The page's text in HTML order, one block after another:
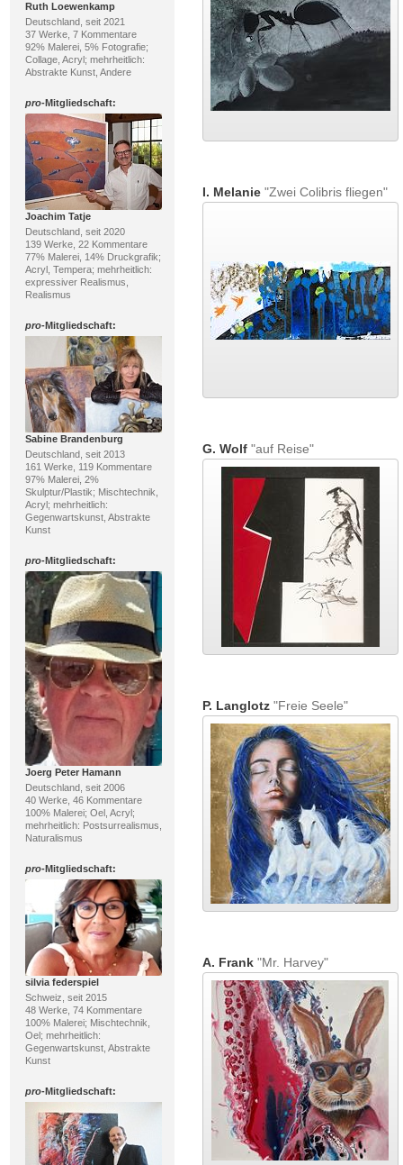
Ruth Loewenkamp
Deutschland, seit 2021
37 Werke, 7 Kommentare
92% Malerei, 5% Fotografie;
Collage, Acryl; mehrheitlich:
Abstrakte Kunst, Andere
pro-Mitgliedschaft:
Joachim Tatje
Deutschland, seit 2020
139 Werke, 22 Kommentare
77% Malerei, 14% Druckgrafik;
Acryl, Tempera; mehrheitlich:
expressiver Realismus,
Realismus
pro-Mitgliedschaft:
Sabine Brandenburg
Deutschland, seit 2013
161 Werke, 119 Kommentare
97% Malerei, 2%
Skulptur/Plastik; Mischtechnik,
Acryl; mehrheitlich:
Gegenwartskunst, Abstrakte
Kunst
pro-Mitgliedschaft:
Joerg Peter Hamann
Deutschland, seit 2006
40 Werke, 46 Kommentare
100% Malerei; Oel, Acryl;
mehrheitlich: Postsurrealismus,
Naturalismus
pro-Mitgliedschaft:
silvia federspiel
Schweiz, seit 2015
48 Werke, 74 Kommentare
100% Malerei; Mischtechnik,
Oel; mehrheitlich:
Gegenwartskunst, Abstrakte
Kunst
pro-Mitgliedschaft:
I. Melanie"Zwei Colibris fliegen"
G. Wolf"auf Reise"
P. Langlotz"Freie Seele"
A. Frank"Mr. Harvey"